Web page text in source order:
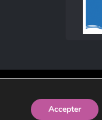
Accepter